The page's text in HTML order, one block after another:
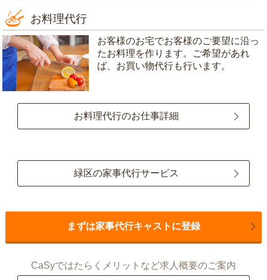
お料理代行
お客様のお宅でお客様のご要望に沿っ
たお料理を作ります。ご希望があれ
ば、お買い物代行も行います。
お料理代行のお仕事詳細
緑区の家事代行サービス
まずは家事代行キャストに登録
CaSyではたらくメリットなど求人概要のご案内